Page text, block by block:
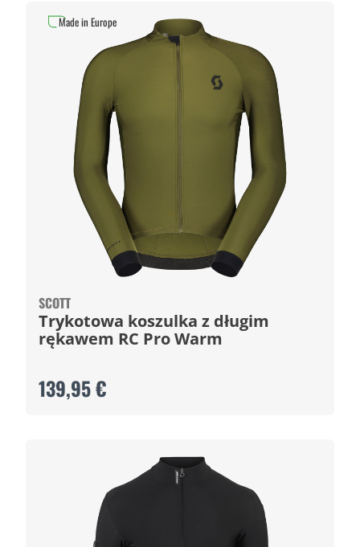
SCOTT
Trykotowa koszulka z długim
rękawem RC Pro Warm
139,95 €
Made in Europe